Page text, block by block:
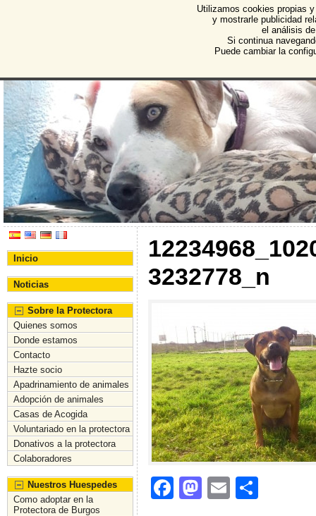
Protectora de Animales
Asociación Protectora de Animales y Plantas de
Inicio
Noticias
Sobre la Protectora
Quienes somos
Donde estamos
Contacto
Hazte socio
Apadrinamiento de animales
Adopción de animales
Casas de Acogida
Voluntariado en la protectora
Donativos a la protectora
Colaboradores
Nuestros Huespedes
Como adoptar en la
Protectora de Burgos
3232778_n
F
M
E
Utilizamos cookies propias
y mostrarle publicidad
el análisis
Si continua
Puede cambiar la